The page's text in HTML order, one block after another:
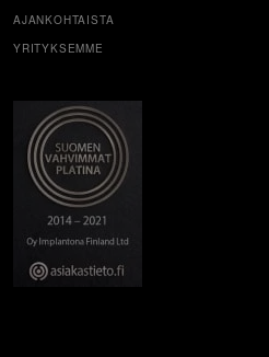
AJANKOHTAISTA
YRITYKSEMME